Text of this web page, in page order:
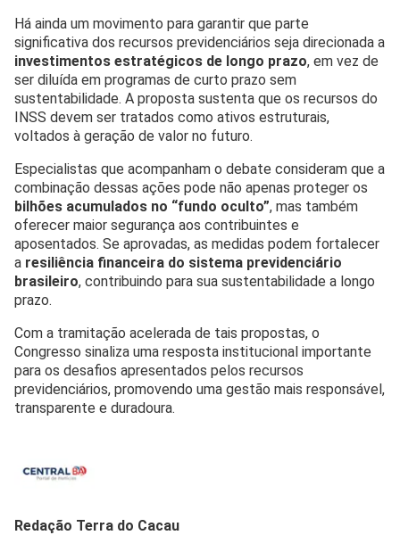
Há ainda um movimento para garantir que parte
significativa dos recursos previdenciários seja direcionada a
investimentos estratégicos de longo prazo, em vez de
ser diluída em programas de curto prazo sem
sustentabilidade. A proposta sustenta que os recursos do
INSS devem ser tratados como ativos estruturais,
voltados à geração de valor no futuro.
Especialistas que acompanham o debate consideram que a
combinação dessas ações pode não apenas proteger os
bilhões acumulados no “fundo oculto”, mas também
oferecer maior segurança aos contribuintes e
aposentados. Se aprovadas, as medidas podem fortalecer
a resiliência financeira do sistema previdenciário
brasileiro, contribuindo para sua sustentabilidade a longo
prazo.
Com a tramitação acelerada de tais propostas, o
Congresso sinaliza uma resposta institucional importante
para os desafios apresentados pelos recursos
previdenciários, promovendo uma gestão mais responsável,
transparente e duradoura.
Redação Terra do Cacau